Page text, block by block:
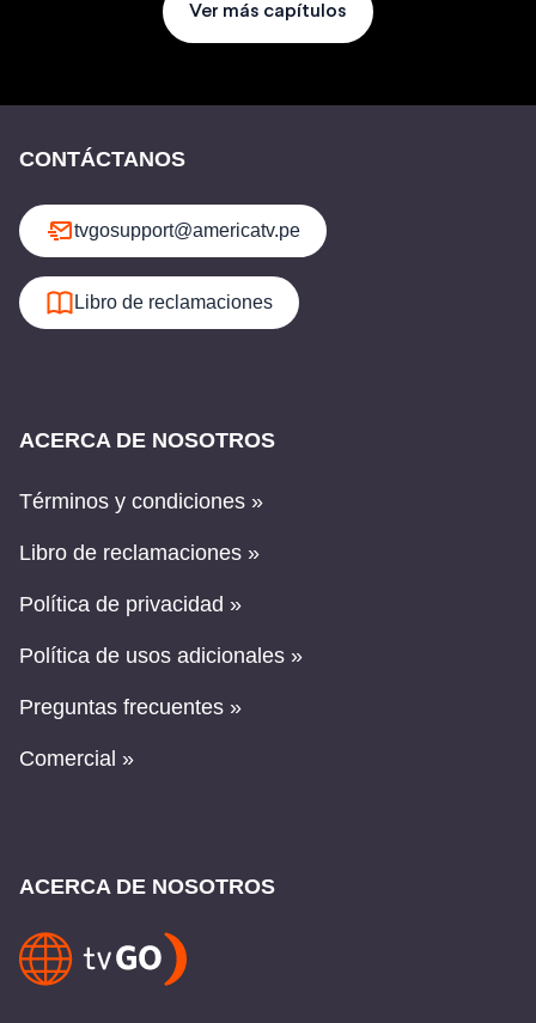
Ver más capítulos
CONTÁCTANOS
tvgosupport@americatv.pe
Libro de reclamaciones
ACERCA DE NOSOTROS
Términos y condiciones »
Libro de reclamaciones »
Política de privacidad »
Política de usos adicionales »
Preguntas frecuentes »
Comercial »
ACERCA DE NOSOTROS